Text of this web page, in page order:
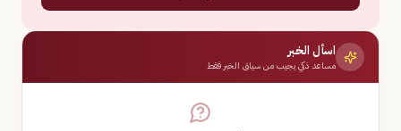
اسأل الخبر
مساعد ذكي يجيب من سياق الخبر فقط